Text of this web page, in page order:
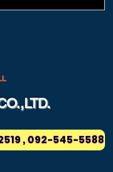
, 092-545-5588